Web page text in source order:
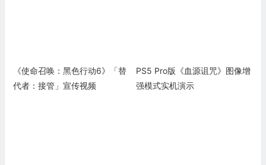
《使命召唤：黑色行动6》「替
代者：接管」宣传视频
PS5 Pro版《血源诅咒》图像增
强模式实机演示